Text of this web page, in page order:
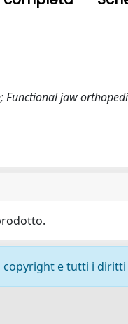
Functional jaw
e tutti i